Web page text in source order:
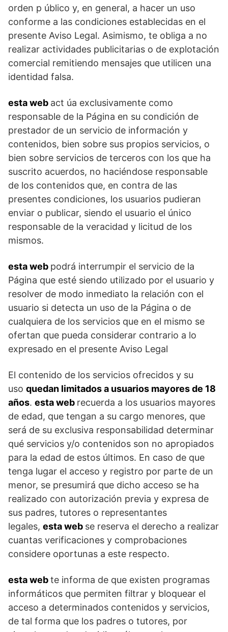
orden p úblico y, en general, a hacer un uso
conforme a las condiciones establecidas en el
presente Aviso Legal. Asimismo, te obliga a no
realizar actividades publicitarias o de explotación
comercial remitiendo mensajes que utilicen una
identidad falsa.
esta web act úa exclusivamente como
responsable de la Página en su condición de
prestador de un servicio de información y
contenidos, bien sobre sus propios servicios, o
bien sobre servicios de terceros con los que ha
suscrito acuerdos, no haciéndose responsable
de los contenidos que, en contra de las
presentes condiciones, los usuarios pudieran
enviar o publicar, siendo el usuario el único
responsable de la veracidad y licitud de los
mismos.
esta web podrá interrumpir el servicio de la
Página que esté siendo utilizado por el usuario y
resolver de modo inmediato la relación con el
usuario si detecta un uso de la Página o de
cualquiera de los servicios que en el mismo se
ofertan que pueda considerar contrario a lo
expresado en el presente Aviso Legal
El contenido de los servicios ofrecidos y su
uso quedan limitados a usuarios mayores de 18
años. esta web recuerda a los usuarios mayores
de edad, que tengan a su cargo menores, que
será de su exclusiva responsabilidad determinar
qué servicios y/o contenidos son no apropiados
para la edad de estos últimos. En caso de que
tenga lugar el acceso y registro por parte de un
menor, se presumirá que dicho acceso se ha
realizado con autorización previa y expresa de
sus padres, tutores o representantes
legales, esta web se reserva el derecho a realizar
cuantas verificaciones y comprobaciones
considere oportunas a este respecto.
esta webte informa de que existen programas
informáticos que permiten filtrar y bloquear el
acceso a determinados contenidos y servicios,
de tal forma que los padres o tutores, por